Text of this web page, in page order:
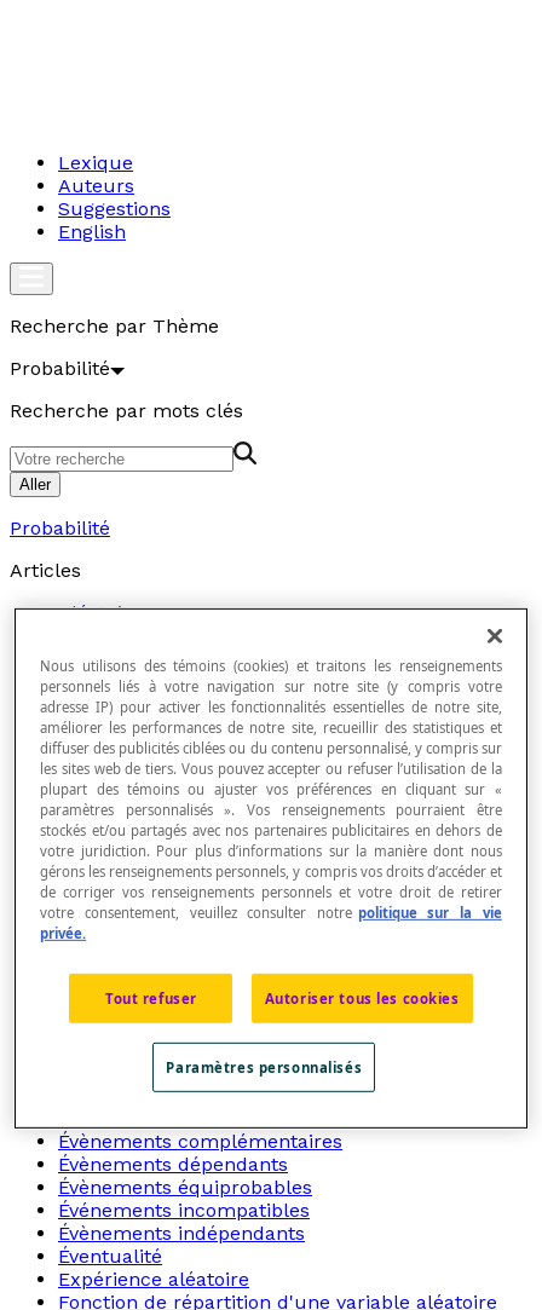
Lexique
Auteurs
Suggestions
English
Recherche par Thème
Probabilité
Recherche par mots clés
Aller
Probabilité
Articles
Aléatoire
Arrangement
Calcul des probabilités
Chance
Combinaison
Combinatoire
Constante
Dé honnête
Diagramme
Distribution
Droite des probabilités
Échantillon
Espace probabilisé
Espérance
Évènement
Évènement composé
Évènement élémentaire
Évènement impossible
Évènement possible
Évènement probable
Évènements complémentaires
Évènements dépendants
Évènements équiprobables
Événements incompatibles
Évènements indépendants
Éventualité
Expérience aléatoire
Fonction de répartition d'une variable aléatoire
Nous utilisons des témoins (cookies) et traitons les renseignements
personnels liés à votre navigation sur notre site (y compris votre
adresse IP) pour activer les fonctionnalités essentielles de notre site,
améliorer les performances de notre site, recueillir des statistiques et
diffuser des publicités ciblées ou du contenu personnalisé, y compris sur
les sites web de tiers. Vous pouvez accepter ou refuser l’utilisation de la
plupart des témoins ou ajuster vos préférences en cliquant sur «
paramètres personnalisés ». Vos renseignements pourraient être
stockés et/ou partagés avec nos partenaires publicitaires en dehors de
votre juridiction. Pour plus d’informations sur la manière dont nous
gérons les renseignements personnels, y compris vos droits d’accéder et
de corriger vos renseignements personnels et votre droit de retirer
votre consentement, veuillez consulter notre politique sur la vie
privée.
Tout refuser Autoriser tous les cookies
Paramètres personnalisés